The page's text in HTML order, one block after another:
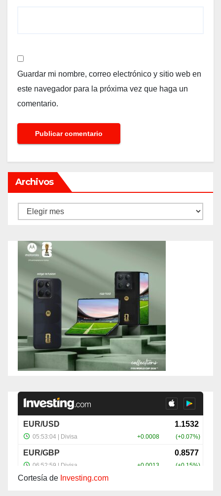
Guardar mi nombre, correo electrónico y sitio web en
este navegador para la próxima vez que haga un
comentario.
Archivos
Archivos
Cortesía de Investing.com